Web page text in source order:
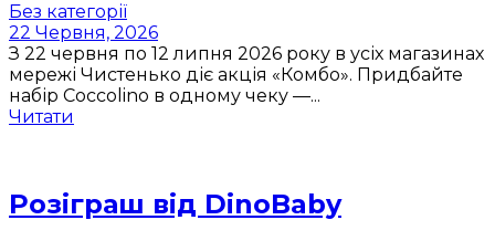
Без категорії
22 Червня, 2026
З 22 червня по 12 липня 2026 року в усіх магазинах
мережі Чистенько діє акція «Комбо». Придбайте
набір Coccolino в одному чеку —...
Читати
Розіграш від DinoBaby